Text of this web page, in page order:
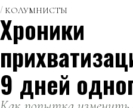
КОЛУМНИСТЫ
Хроники
9 дней